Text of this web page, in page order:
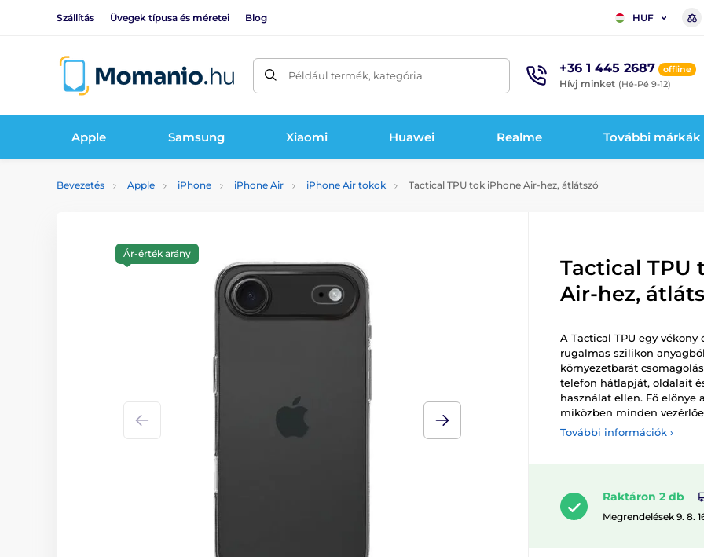
Szállítás Üvegek típusa és méretei Blog HUF
Például termék, kategória +36 1 445 2687 offline
Hívj minket (Hé-Pé 9-12)
Apple Samsung Xiaomi Huawei Realme További márkák
Bevezetés Apple iPhone iPhone Air iPhone Air tokok Tactical TPU tok iPhone Air-hez, átlátszó
Ár-érték arány
Tactical TPU
Air-hez,
A Tactical TPU egy
rugalmas szilikon
környezetbarát
telefon hátlapját, oldalait
használat ellen. Fő előnye
miközben minden
További információk ›
Raktáron 2 db
Megrendelések 9. 8.